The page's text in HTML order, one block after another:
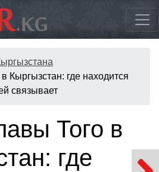
Кыргызстан: где находится
связывает
Того в
где